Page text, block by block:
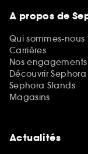
A propos de
Qui sommes-nous
Carrières
Nos engagements
Découvrir Sephora
Sephora Stands
Magasins
Actualités